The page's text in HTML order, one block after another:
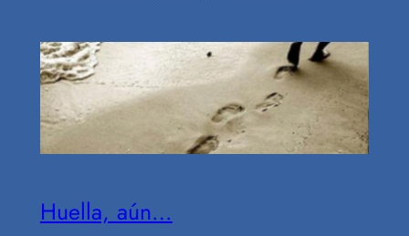
Huella, aún…